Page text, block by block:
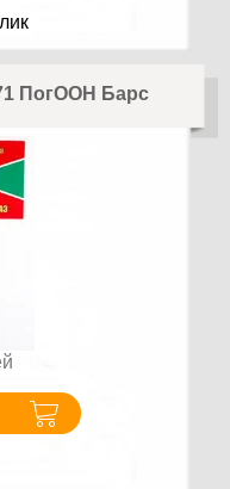
ПогООН Барс